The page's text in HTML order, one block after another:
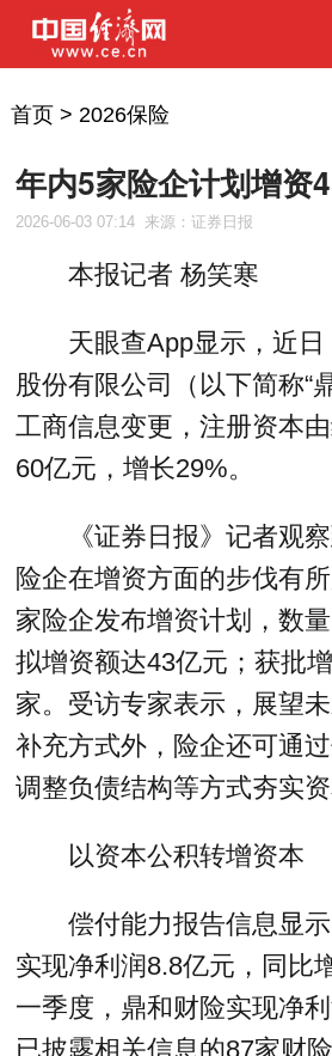
首页> 2026保险
年内5家险企计划增资
2026-06-03 07:14 来源：证券日报
本报记者 杨笑寒
天眼查App显示，近日
股份有限公司（以下简称“
工商信息变更，注册资本
60亿元，增长29%。
《证券日报》记者观察
险企在增资方面的步伐有
家险企发布增资计划，数
拟增资额达43亿元；获批
家。受访专家表示，展望
补充方式外，险企还可通过
调整负债结构等方式夯实资
以资本公积转增资本
偿付能力报告信息显示
实现净利润8.8亿元，同比
一季度，鼎和财险实现净
已披露相关信息的87家财